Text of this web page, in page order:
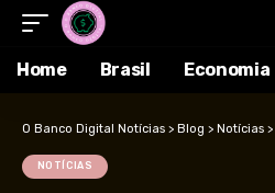
Home Brasil Economia
O Banco Digital Notícias > Blog > Notícias >
NOTÍCIAS